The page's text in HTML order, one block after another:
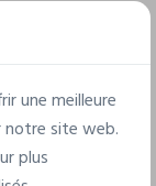
une meilleure
notre site web.
plus